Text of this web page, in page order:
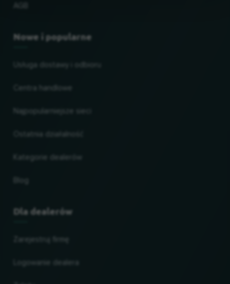
Nowe i popularne
Centra handlowe
Najpopularniejsze sieci
Dla dealerów
Zarejestruj firmę
Logowanie dealera